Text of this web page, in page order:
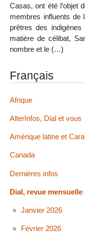
Casas, ont été l’objet
membres influents de
prêtres des
matière de célibat,
nombre et le (…)
Français
Afrique
AlterInfos, Dial et vous
Amérique latine et
Canada
Dernières infos
Dial, revue mensuelle
Janvier 2026
Février 2026